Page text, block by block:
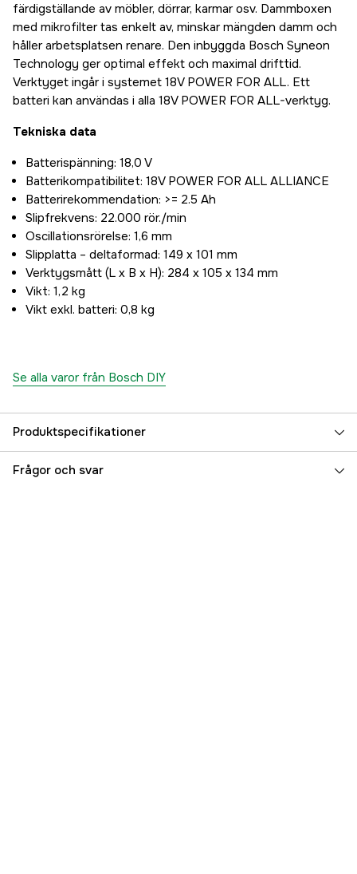
färdigställande av möbler, dörrar, karmar osv. Dammboxen
med mikrofilter tas enkelt av, minskar mängden damm och
håller arbetsplatsen renare. Den inbyggda Bosch Syneon
Technology ger optimal effekt och maximal drifttid.
Verktyget ingår i systemet 18V POWER FOR ALL. Ett
batteri kan användas i alla 18V POWER FOR ALL-verktyg.
Tekniska data
Batterispänning: 18,0 V
Batterikompatibilitet: 18V POWER FOR ALL ALLIANCE
Batterirekommendation: >= 2.5 Ah
Slipfrekvens: 22.000 rör./min
Oscillationsrörelse: 1,6 mm
Slipplatta – deltaformad: 149 x 101 mm
Verktygsmått (L x B x H): 284 x 105 x 134 mm
Vikt: 1,2 kg
Vikt exkl. batteri: 0,8 kg
Se alla varor från Bosch DIY
Produktspecifikationer
Drifttyp Batteridriven
Frågor och svar